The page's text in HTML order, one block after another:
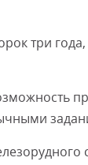
три